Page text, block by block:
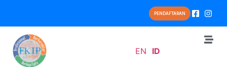
PENDAFTARAN
EN ID